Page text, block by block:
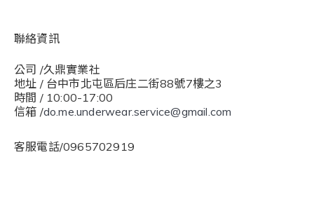
聯絡資訊
公司 /久鼎實業社
地址 / 台中市北屯區后庄二街88號7樓之3
時間 / 10:00-17:00
信箱 /do.me.underwear.service@gmail.com
客服電話/0965702919